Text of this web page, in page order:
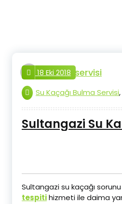
tesisat.servisi
18 Eki 2018
Su Kaçağı Bulma Servisi,
Sultangazi Su
Sultangazi su kaçağı
tespitihizmeti ile daima